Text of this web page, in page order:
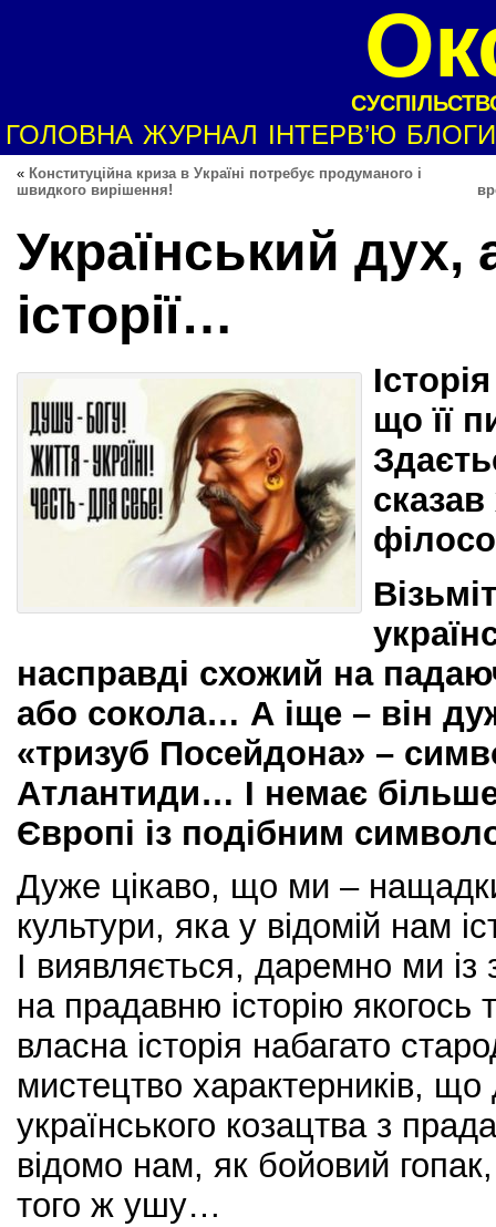
ГОЛОВНА ЖУРНАЛ ІНТЕРВ’Ю БЛОГИ
« Конституційна криза в Україні потребує продуманого і
швидкого вирішення!
Український дух,
історії…
що її
насправді схожий на
або сокола… А іще – він
«тризуб Посейдона» –
Атлантиди… І немає
Європі із подібним
Дуже цікаво, що ми – нащадки
культури, яка у відомій нам
І виявляється, даремно ми
на прадавню історію
власна історія набагато
мистецтво характерників, що
українського козацтва з
відомо нам, як бойовий
того ж ушу…